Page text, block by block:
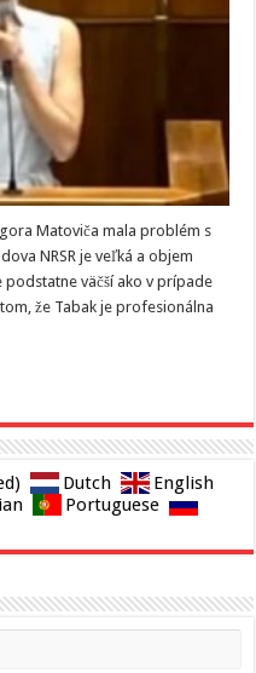
Matoviča mala problém s
NRSR je veľká a objem
podstatne väčší ako v prípade
že Tabak je profesionálna
Dutch
English
Portuguese